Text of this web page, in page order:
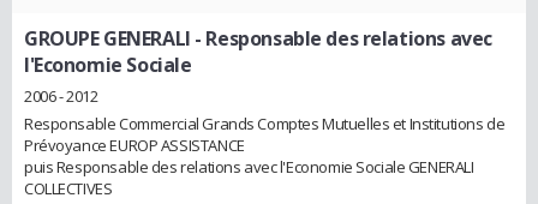
GROUPE GENERALI - Responsable des relations avec
l'Economie Sociale
2006 - 2012
Responsable Commercial Grands Comptes Mutuelles et Institutions de
Prévoyance EUROP ASSISTANCE
puis Responsable des relations avec l'Economie Sociale GENERALI
COLLECTIVES